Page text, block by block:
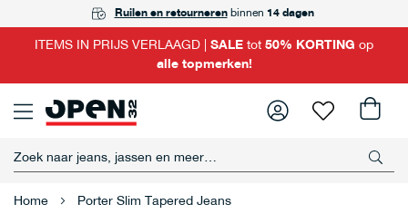
GRATIS ophalen in één van onze winkels
Ruilen en retourneren binnen 14 dagen
Achteraf betalen met Riverty
ITEMS IN PRIJS VERLAAGD | SALE tot 50% KORTING op
alle topmerken!
Home Porter Slim Tapered Jeans